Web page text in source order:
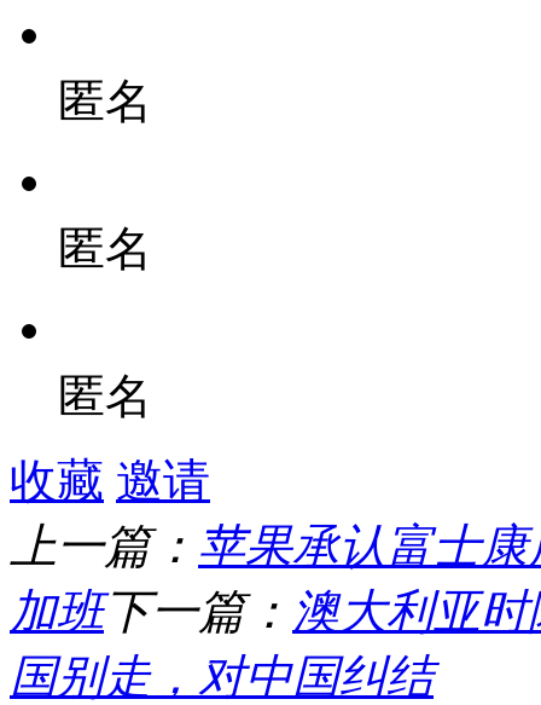
匿名
匿名
匿名
收藏 邀请
上一篇： 苹果承认富士
加班下一篇： 澳大利亚
国别走，对中国纠结